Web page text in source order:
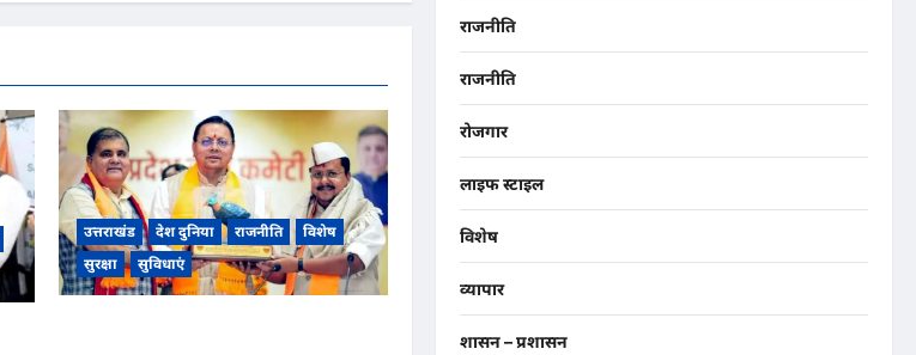
उत्तराखंड देश दुनिया राजनीति
विशेष
सुरक्षा
सुविधाएं
राजनीति
राजनीति
रोजगार
लाइफ स्टाइल
विशेष
व्यापार
शासन – प्रशासन